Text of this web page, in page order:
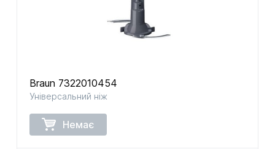
Braun 7322010454
Універсальний ніж
Немає